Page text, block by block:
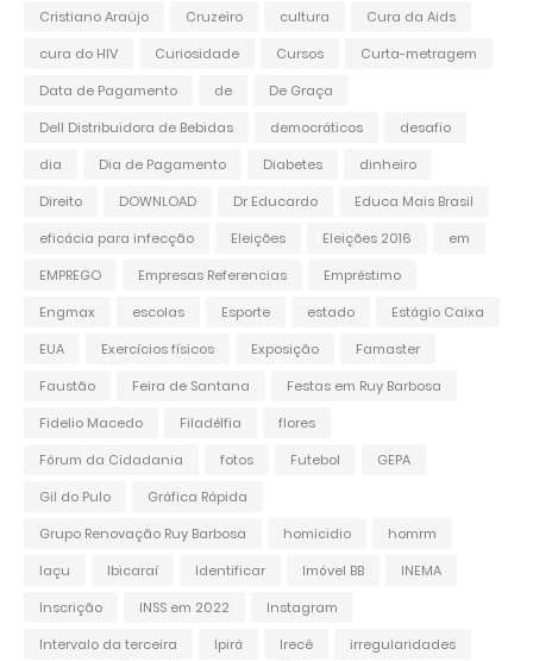
Cristiano Araújo
Cruzeiro cultura
Cura da Aids
cura do HIV
Curiosidade Cursos
Curta-metragem
Data de Pagamento
de
De Graça
Dell Distribuidora de Bebidas
democráticos
desafio
dia
Dia de Pagamento Diabetes
dinheiro
Direito
DOWNLOAD Dr Educardo
Educa Mais Brasil
eficácia para infecção
Eleições Eleições 2016
em
EMPREGO
Empresas Referencias
Empréstimo
Engmax
escolas Esporte estado
Estágio Caixa
EUA
Exercícios físicos Exposição
Famaster
Faustão
Feira de Santana
Festas em Ruy Barbosa
Fidelio Macedo
Filadélfia
flores
Fórum da Cidadania
fotos Futebol
GEPA
Gil do Pulo
Gráfica Rápida
Grupo Renovação Ruy Barbosa
homicidio
homrm
Iaçu
Ibicaraí Identificar Imóvel BB
INEMA
Inscrição
INSS em 2022
Instagram
Intervalo da terceira
Ipirá Irecê
irregularidades